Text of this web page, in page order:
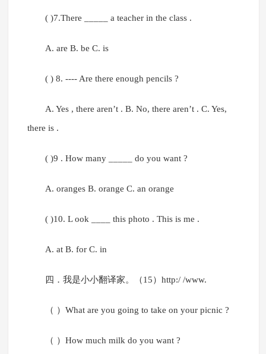
( )7.There _____ a teacher in the class .
A. are B. be C. is
( ) 8. ---- Are there enough pencils ?
A. Yes , there aren’t . B. No, there aren’t . C. Yes,
there is .
( )9 . How many _____ do you want ?
A. oranges B. orange C. an orange
( )10. L ook ____ this photo . This is me .
A. at B. for C. in
四．我是小小翻译家。（15）http:/ /www.
（ ）What are you going to take on your picnic ?
（ ）How much milk do you want ?